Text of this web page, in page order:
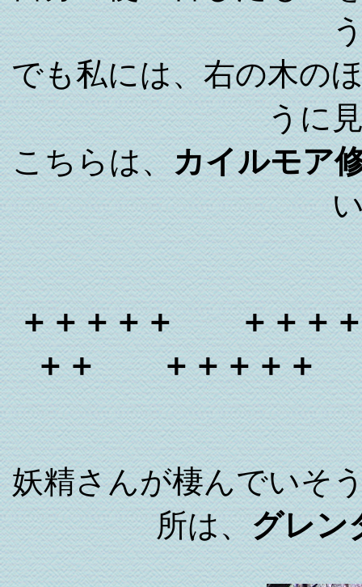
でも私には、右の木の
うに
こちらは、カイルモア
＋＋＋＋＋ ＋＋
＋＋ ＋＋＋＋＋
妖精さんが棲んでいそ
所は、グレン